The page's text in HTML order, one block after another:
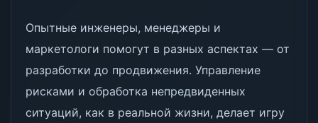
Опытные инженеры, менеджеры и
маркетологи помогут в разных аспектах — от
разработки до продвижения. Управление
рисками и обработка непредвиденных
ситуаций, как в реальной жизни, делает игру